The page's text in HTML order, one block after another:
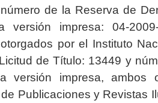
de la Reserva de
impresa: 04-2009-
por el Instituto
de Título: 13449 y
versión impresa, ambos
Publicaciones y Revistas